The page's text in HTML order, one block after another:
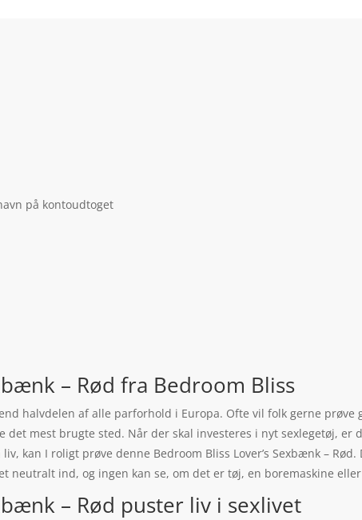
på kontoudtoget
– Rød fra Bedroom Bliss
halvdelen af alle parforhold i Europa. Ofte vil folk gerne
mest brugte sted. Når der skal investeres i nyt sexlegetøj, er
kan I roligt prøve denne Bedroom Bliss Lover’s Sexbænk –
neutralt ind, og ingen kan se, om det er tøj, en boremaskine
– Rød puster liv i sexlivet